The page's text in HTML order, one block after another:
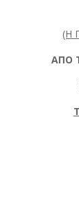
(Η
ΑΠΟ